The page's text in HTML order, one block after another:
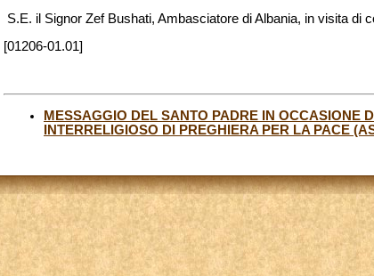
S.E. il Signor Zef Bushati, Ambasciatore di Albania, in visita di
[01206-01.01]
MESSAGGIO DEL SANTO PADRE IN OCCASIONE
INTERRELIGIOSO DI PREGHIERA PER LA PACE